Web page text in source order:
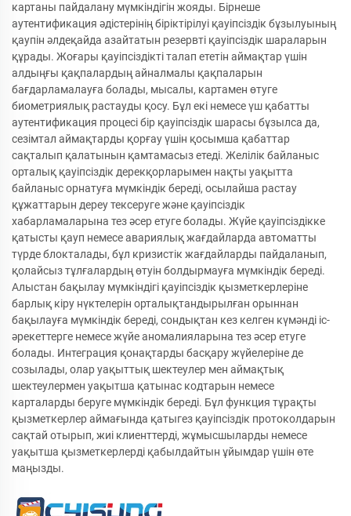
картаны пайдалану мүмкіндігін жояды. Бірнеше
аутентификация әдістерінің біріктірілуі қауіпсіздік бұзылуының
қаупін әлдеқайда азайтатын резервті қауіпсіздік шараларын
құрады. Жоғары қауіпсіздікті талап ететін аймақтар үшін
алдыңғы қақпалардың айналмалы қақпаларын
бағдарламалауға болады, мысалы, картамен өтуге
биометриялық растауды қосу. Бұл екі немесе үш қабатты
аутентификация процесі бір қауіпсіздік шарасы бұзылса да,
сезімтал аймақтарды қорғау үшін қосымша қабаттар
сақталып қалатынын қамтамасыз етеді. Желілік байланыс
орталық қауіпсіздік дерекқорларымен нақты уақытта
байланыс орнатуға мүмкіндік береді, осылайша растау
құжаттарын дереу тексеруге және қауіпсіздік
хабарламаларына тез әсер етуге болады. Жүйе қауіпсіздікке
қатысты қауп немесе авариялық жағдайларда автоматты
түрде блокталады, бұл кризистік жағдайларды пайдаланып,
қолайсыз тұлғалардың өтуін болдырмауға мүмкіндік береді.
Алыстан бақылау мүмкіндігі қауіпсіздік қызметкерлеріне
барлық кіру нүктелерін орталықтандырылған орыннан
бақылауға мүмкіндік береді, сондықтан кез келген күмәнді іс-
әрекеттерге немесе жүйе аномалияларына тез әсер етуге
болады. Интеграция қонақтарды басқару жүйелеріне де
созылады, олар уақыттық шектеулер мен аймақтық
шектеулермен уақытша қатынас кодтарын немесе
карталарды беруге мүмкіндік береді. Бұл функция тұрақты
қызметкерлер аймағында қатыгез қауіпсіздік протоколдарын
сақтай отырып, жиі клиенттерді, жұмысшыларды немесе
уақытша қызметкерлерді қабылдайтын ұйымдар үшін өте
маңызды.